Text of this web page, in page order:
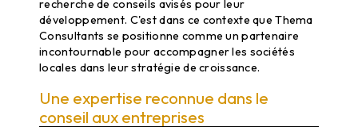
recherche de conseils avisés pour leur
développement. C'est dans ce contexte que Thema
Consultants se positionne comme un partenaire
incontournable pour accompagner les sociétés
locales dans leur stratégie de croissance.
Une expertise reconnue dans le
conseil aux entreprises